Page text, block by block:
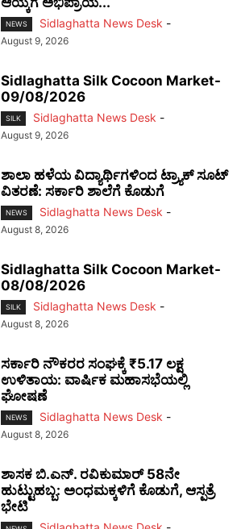
NEWS Sidlaghatta News Desk -
August 9, 2026
Sidlaghatta Silk Cocoon Market-
09/08/2026
SILK Sidlaghatta News Desk -
August 9, 2026
ಶಾಲಾ ಹಳೆಯ ವಿದ್ಯಾರ್ಥಿಗಳಿಂದ ಟ್ರ್ಯಾಕ್‌ ಸೂಟ್
ವಿತರಣೆ: ಸರ್ಕಾರಿ ಶಾಲೆಗೆ ಕೊಡುಗೆ
NEWS Sidlaghatta News Desk -
August 8, 2026
Sidlaghatta Silk Cocoon Market-
08/08/2026
SILK Sidlaghatta News Desk -
August 8, 2026
ಸರ್ಕಾರಿ ನೌಕರರ ಸಂಘಕ್ಕೆ ₹5.17 ಲಕ್ಷ
ಉಳಿತಾಯ: ವಾರ್ಷಿಕ ಮಹಾಸಭೆಯಲ್ಲಿ
ಘೋಷಣೆ
NEWS Sidlaghatta News Desk -
August 8, 2026
ಶಾಸಕ ಬಿ.ಎನ್. ರವಿಕುಮಾರ್ 58ನೇ
ಹುಟ್ಟುಹಬ್ಬ: ಅಂಧಮಕ್ಕಳಿಗೆ ಕೊಡುಗೆ, ಆಸ್ಪತ್ರೆ
ಭೇಟಿ